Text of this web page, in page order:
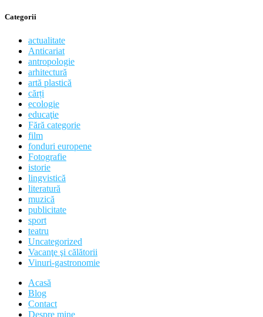
Categorii
actualitate
Anticariat
antropologie
arhitectură
artă plastică
cărți
ecologie
educaţie
Fără categorie
film
fonduri europene
Fotografie
istorie
lingvistică
literatură
muzică
publicitate
sport
teatru
Uncategorized
Vacanţe şi călătorii
Vinuri-gastronomie
Acasă
Blog
Contact
Despre mine